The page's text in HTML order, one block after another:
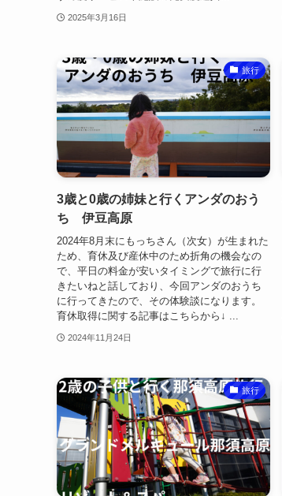
2025年3月16日
旅行
3歳と0歳の姉妹と行くアンダのおう
ち 伊豆高原
2024年8月末にもっちさん（次女）が生まれた
ため、育休及び産休中のため折角の機会なの
で、平日の料金が安いタイミングで旅行に行
きたいねと話しており、今回アンダのおうち
に行ってきたので、その体験談になります。
育休取得に関する記事はこちらから↓ ...
2024年11月24日
旅行